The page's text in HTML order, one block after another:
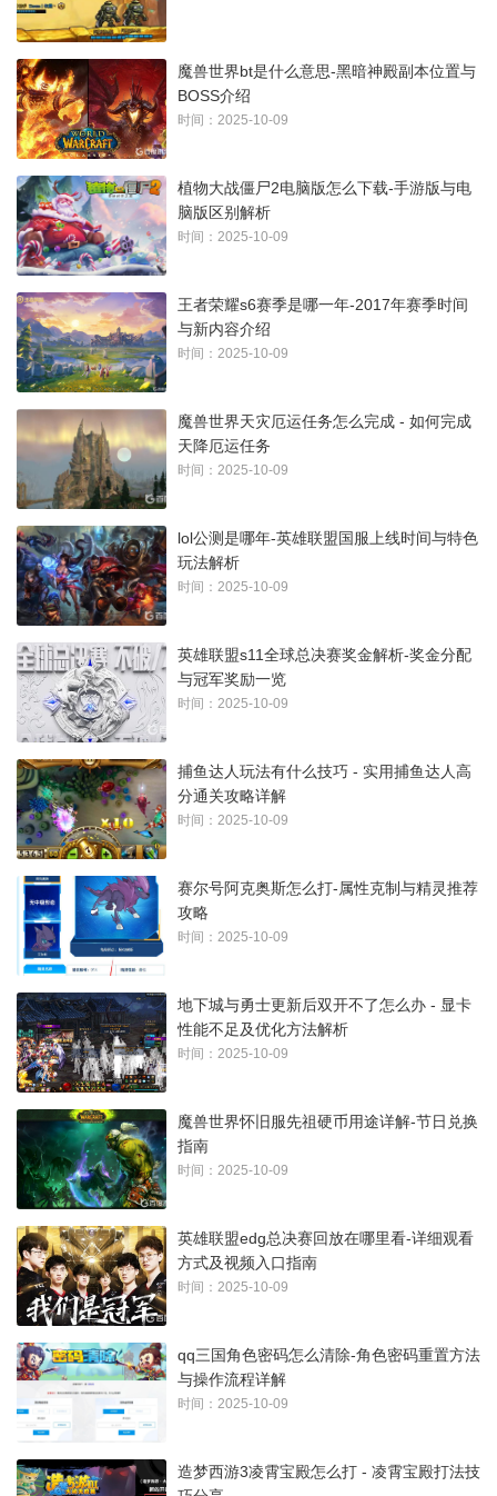
魔兽世界bt是什么意思-黑暗神殿副本位置与
BOSS介绍
时间：2025-10-09
植物大战僵尸2电脑版怎么下载-手游版与电
脑版区别解析
时间：2025-10-09
王者荣耀s6赛季是哪一年-2017年赛季时间
与新内容介绍
时间：2025-10-09
魔兽世界天灾厄运任务怎么完成 - 如何完成
天降厄运任务
时间：2025-10-09
lol公测是哪年-英雄联盟国服上线时间与特色
玩法解析
时间：2025-10-09
英雄联盟s11全球总决赛奖金解析-奖金分配
与冠军奖励一览
时间：2025-10-09
捕鱼达人玩法有什么技巧 - 实用捕鱼达人高
分通关攻略详解
时间：2025-10-09
赛尔号阿克奥斯怎么打-属性克制与精灵推荐
攻略
时间：2025-10-09
地下城与勇士更新后双开不了怎么办 - 显卡
性能不足及优化方法解析
时间：2025-10-09
魔兽世界怀旧服先祖硬币用途详解-节日兑换
指南
时间：2025-10-09
英雄联盟edg总决赛回放在哪里看-详细观看
方式及视频入口指南
时间：2025-10-09
qq三国角色密码怎么清除-角色密码重置方法
与操作流程详解
时间：2025-10-09
造梦西游3凌霄宝殿怎么打 - 凌霄宝殿打法技